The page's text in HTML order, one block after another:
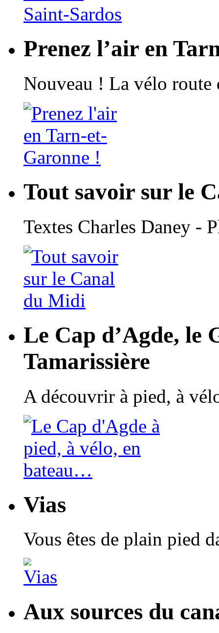
Prenez l’air en
Nouveau ! La vélo route
Tout savoir sur le
Textes Charles Daney -
Le Cap d’Agde, le
Tamarissière
A découvrir à pied, à
Vias
Vous êtes de plain pied
Aux sources du